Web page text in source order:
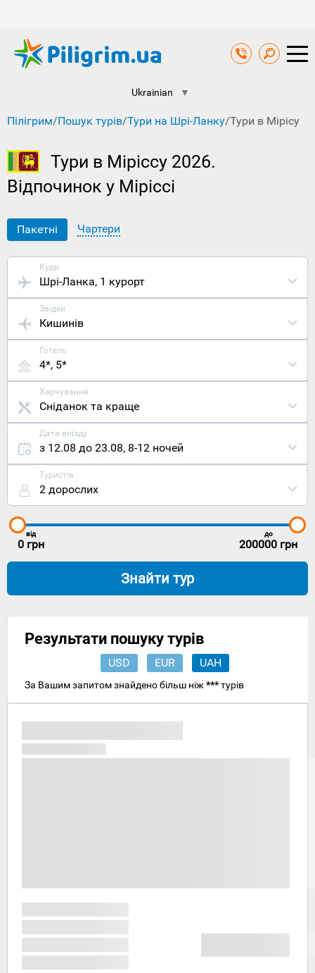
Ukrainian ▼
Пілігрим/Пошук турів/Тури на Шрі-Ланку/Тури в Мірісу
Тури в Міріссу 2026.
Відпочинок у Міріссі
Пакетні Чартери
Куди
Шрі-Ланка, 1 курорт
Звідки
Кишинів
Готель
4*, 5*
Харчування
Сніданок та краще
Дата виїзду
з 12.08 до 23.08, 8-12 ночей
Туристів
2 дорослих
від
0 грн
до
200000 грн
Знайти тур
Результати пошуку турів
USD EUR UAH
За Вашим запитом знайдено більш ніж ***турів